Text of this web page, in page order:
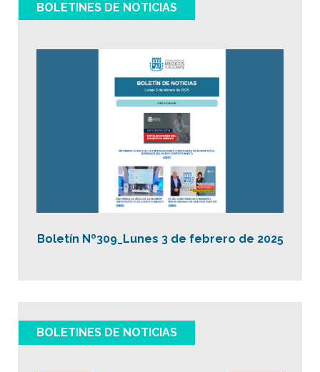
BOLETINES DE NOTICIAS
Boletín Nº309_Lunes 3 de febrero de 2025
BOLETINES DE NOTICIAS